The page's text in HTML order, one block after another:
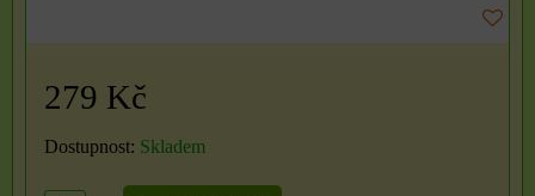
279 Kč
Dostupnost: Skladem